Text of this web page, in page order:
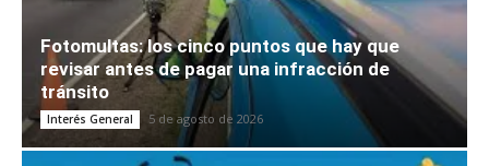
Fotomultas: los cinco puntos que hay que
revisar antes de pagar una infracción de
tránsito
Interés General 5 de agosto de 2026